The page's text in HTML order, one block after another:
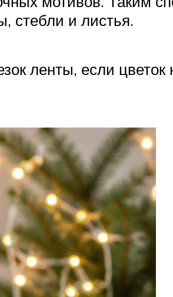
стебли и листья.
ленты, если цветок